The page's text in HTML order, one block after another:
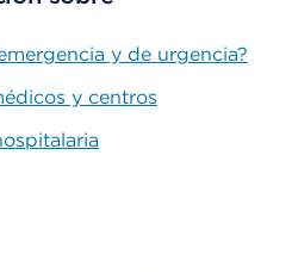
y de urgencia?
y centros